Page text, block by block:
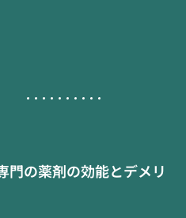
門の薬剤の効能とデメリ